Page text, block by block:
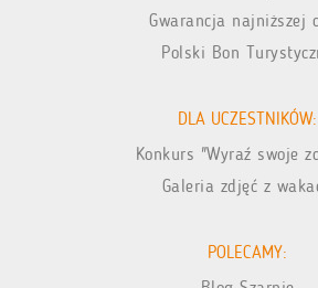
Gwarancja najniższej
Polski Bon
DLA UCZESTNIKÓW:
Konkurs "Wyraź swoje
Galeria zdjęć z
POLECAMY: